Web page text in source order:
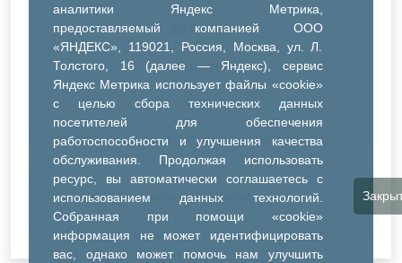
аналитики Яндекс Метрика,
предоставляемый компанией ООО
«ЯНДЕКС», 119021, Россия, Москва, ул. Л.
Толстого, 16 (далее — Яндекс), сервис
Яндекс Метрика использует файлы «cookie»
с целью сбора технических данных
посетителей для обеспечения
работоспособности и улучшения качества
обслуживания. Продолжая использовать
ресурс, вы автоматически соглашаетесь с
использованием данных технологий.
Собранная при помощи «cookie»
информация не может идентифицировать
вас, однако может помочь нам улучшить
ДК Речник
ДК Водник
Иное
Очистить все фильтры